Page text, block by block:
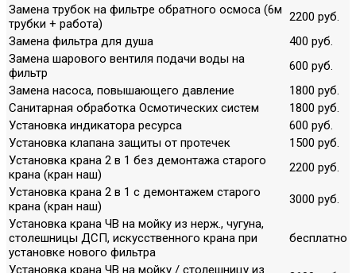
Замена трубок на фильтре обратного осмоса (6м
трубки + работа)
2200 руб.
Замена фильтра для душа
400 руб.
Замена шарового вентиля подачи воды на
фильтр
600 руб.
Замена насоса, повышающего давление
1800 руб.
Санитарная обработка Осмотических систем
1800 руб.
Установка индикатора ресурса
600 руб.
Установка клапана защиты от протечек
1500 руб.
Установка крана 2 в 1 без демонтажа старого
крана (кран наш)
2200 руб.
Установка крана 2 в 1 с демонтажем старого
крана (кран наш)
3000 руб.
Установка крана ЧВ на мойку из нерж., чугуна,
столешницы ДСП, искусственного крана при
установке нового фильтра
бесплатно
Установка крана ЧВ на мойку / столешницу из